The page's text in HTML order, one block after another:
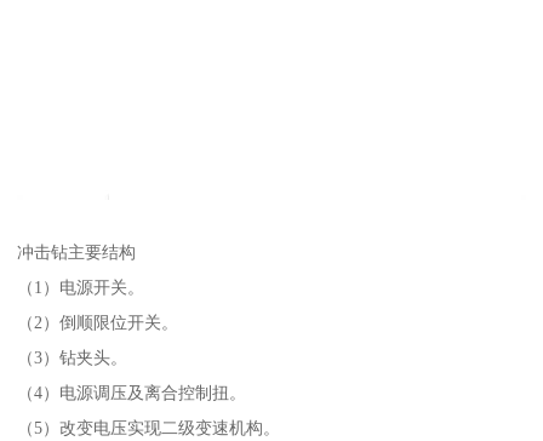
冲击钻主要结构
（1）电源开关。
（2）倒顺限位开关。
（3）钻夹头。
（4）电源调压及离合控制扭。
（5）改变电压实现二级变速机构。